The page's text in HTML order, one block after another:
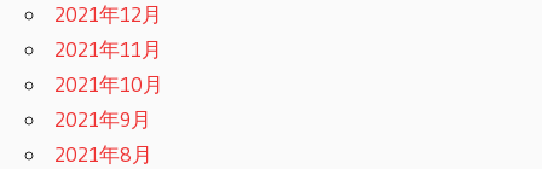
2021年12月
2021年11月
2021年10月
2021年9月
2021年8月